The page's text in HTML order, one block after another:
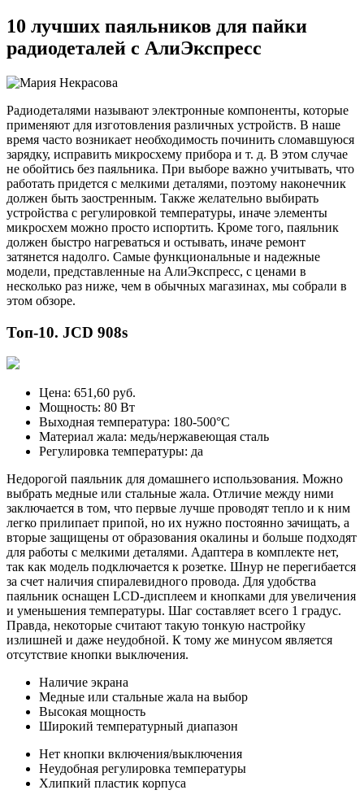
10 лучших паяльников для пайки
радиодеталей с АлиЭкспресс
Радиодеталями называют электронные компоненты, которые
применяют для изготовления различных устройств. В наше
время часто возникает необходимость починить сломавшуюся
зарядку, исправить микросхему прибора и т. д. В этом случае
не обойтись без паяльника. При выборе важно учитывать, что
работать придется с мелкими деталями, поэтому наконечник
должен быть заостренным. Также желательно выбирать
устройства с регулировкой температуры, иначе элементы
микросхем можно просто испортить. Кроме того, паяльник
должен быстро нагреваться и остывать, иначе ремонт
затянется надолго. Самые функциональные и надежные
модели, представленные на АлиЭкспресс, с ценами в
несколько раз ниже, чем в обычных магазинах, мы собрали в
этом обзоре.
Топ-10. JCD 908s
Цена: 651,60 руб.
Мощность: 80 Вт
Выходная температура: 180-500°С
Материал жала: медь/нержавеющая сталь
Регулировка температуры: да
Недорогой паяльник для домашнего использования. Можно
выбрать медные или стальные жала. Отличие между ними
заключается в том, что первые лучше проводят тепло и к ним
легко прилипает припой, но их нужно постоянно зачищать, а
вторые защищены от образования окалины и больше подходят
для работы с мелкими деталями. Адаптера в комплекте нет,
так как модель подключается к розетке. Шнур не перегибается
за счет наличия спиралевидного провода. Для удобства
паяльник оснащен LCD-дисплеем и кнопками для увеличения
и уменьшения температуры. Шаг составляет всего 1 градус.
Правда, некоторые считают такую тонкую настройку
излишней и даже неудобной. К тому же минусом является
отсутствие кнопки выключения.
Наличие экрана
Медные или стальные жала на выбор
Высокая мощность
Широкий температурный диапазон
Нет кнопки включения/выключения
Неудобная регулировка температуры
Хлипкий пластик корпуса